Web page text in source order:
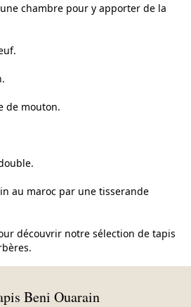
chambre pour y apporter de la
de mouton.
au maroc par une tisserande
découvrir notre sélection de tapis
Beni Ouarain